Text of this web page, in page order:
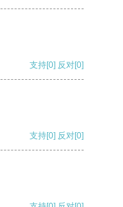
支持[0] 反对[0]
支持[0] 反对[0]